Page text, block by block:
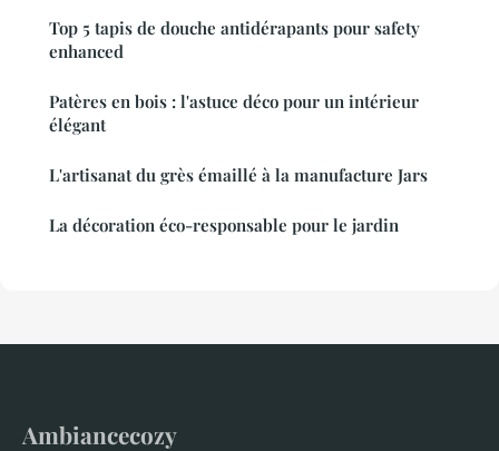
Top 5 tapis de douche antidérapants pour safety
enhanced
Patères en bois : l'astuce déco pour un intérieur
élégant
L'artisanat du grès émaillé à la manufacture Jars
La décoration éco-responsable pour le jardin
Ambiancecozy